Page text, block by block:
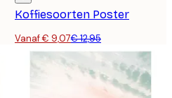
Koffiesoorten Poster
Vanaf € 9,07€ 12,95